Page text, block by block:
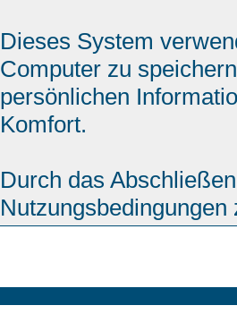
Dieses System
Computer zu
persönlichen
Komfort.
Durch das
Nutzungsbedingungen